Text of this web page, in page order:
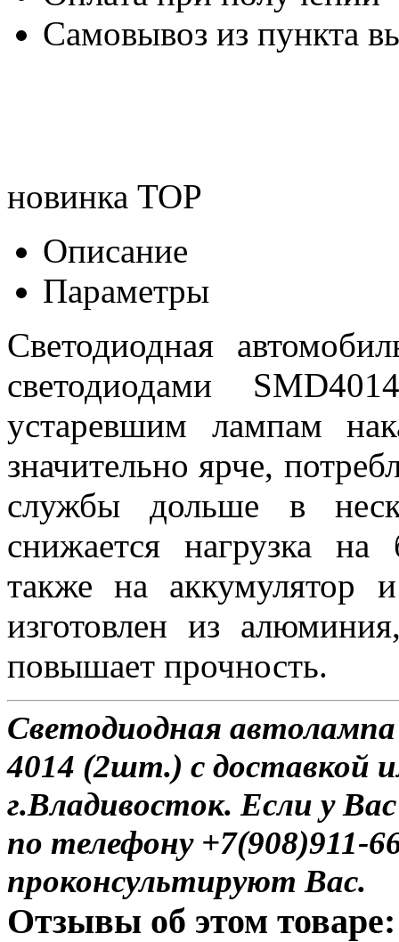
Самовывоз из пункта
новинка TOP
Описание
Параметры
Светодиодная
светодиодами
устаревшим лампам
значительно ярче,
службы дольше в
снижается нагрузка
также на аккумулятор
изготовлен из
повышает прочность.
Светодиодная
4014 (2шт.) с доставкой
г.Владивосток. Если у
по телефону
проконсультируют Вас.
Отзывы об этом товаре: